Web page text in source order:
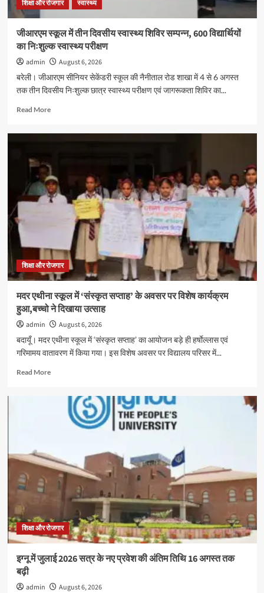
शिक्षा और रोजगार स्वास्थ्य
जीआरएम स्कूल में तीन दिवसीय स्वास्थ्य शिविर सम्पन्न, 600 विद्यार्थियों
का निःशुल्क स्वास्थ्य परीक्षण
admin
August 6, 2026
बरेली। जीआरएम सीनियर सेकेंडरी स्कूल की नैनीताल रोड शाखा में 4 से 6 अगस्त
तक तीन दिवसीय निःशुल्क छात्र स्वास्थ्य परीक्षण एवं जागरूकता शिविर का...
Read MoreRead
में
तीन
दिवसीय
स्वास्थ्य
विद्यार्थियों
का
निःशुल्क
स्वास्थ्य
शिक्षा और रोजगार
मदर एथीना स्कूल में ‘संस्कृत सप्ताह’ के अवसर पर विशेष कार्यक्रम
हुआ,बच्चो ने दिखाया उत्साह
admin
August 6, 2026
बदायूँ। मदर एथीना स्कूल में ‘संस्कृत सप्ताह’ का आयोजन बड़े ही हर्षाेल्लास एवं
गरिमामय वातावरण में किया गया। इस विशेष अवसर पर विद्यालय परिसर में...
Read MoreRead
सप्ताह’
के
अवसर
हुआ,बच्चो
ने
उत्साह
शिक्षा और रोजगार
इग्नू में जुलाई 2026 सत्र के नए प्रवेश की अंतिम तिथि 16 अगस्त तक
बढ़ी
admin
August 6, 2026